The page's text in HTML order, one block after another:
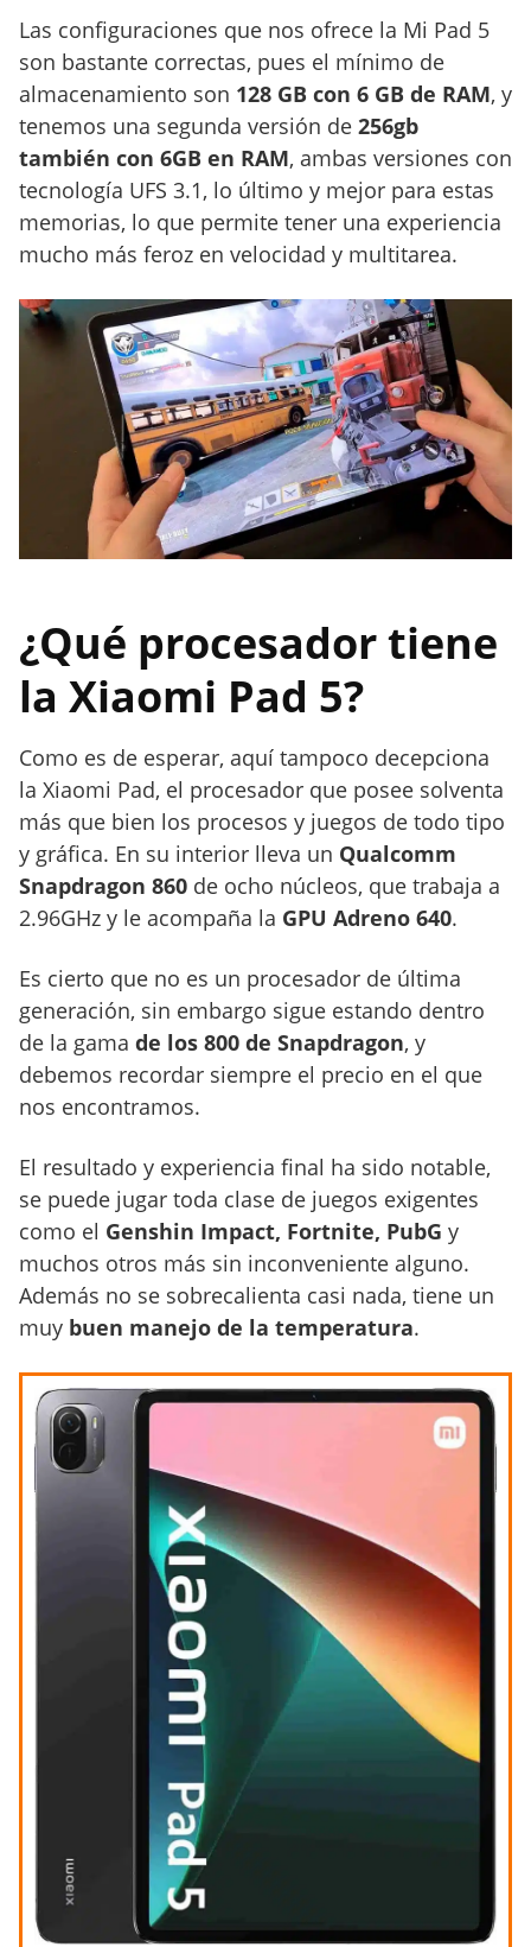
Las configuraciones que nos ofrece la Mi Pad 5
son bastante correctas, pues el mínimo de
almacenamiento son 128 GB con 6 GB de RAM, y
tenemos una segunda versión de 256gb
también con 6GB en RAM, ambas versiones con
tecnología UFS 3.1, lo último y mejor para estas
memorias, lo que permite tener una experiencia
mucho más feroz en velocidad y multitarea.
¿Qué procesador tiene
la Xiaomi Pad 5?
Como es de esperar, aquí tampoco decepciona
la Xiaomi Pad, el procesador que posee solventa
más que bien los procesos y juegos de todo tipo
y gráfica. En su interior lleva un Qualcomm
Snapdragon 860 de ocho núcleos, que trabaja a
2.96GHz y le acompaña la GPU Adreno 640.
Es cierto que no es un procesador de última
generación, sin embargo sigue estando dentro
de la gama de los 800 de Snapdragon, y
debemos recordar siempre el precio en el que
nos encontramos.
El resultado y experiencia final ha sido notable,
se puede jugar toda clase de juegos exigentes
como el Genshin Impact, Fortnite, PubG y
muchos otros más sin inconveniente alguno.
Además no se sobrecalienta casi nada, tiene un
muy buen manejo de la temperatura.